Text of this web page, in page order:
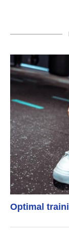
Optimal